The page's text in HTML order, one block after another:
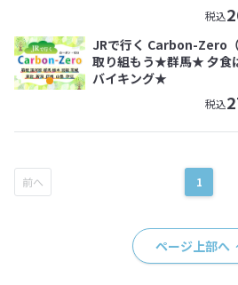
税込
JRで行く Carbon-Zero
取り組もう★群馬★ 夕食
バイキング★
税込
1
ページ上部へ